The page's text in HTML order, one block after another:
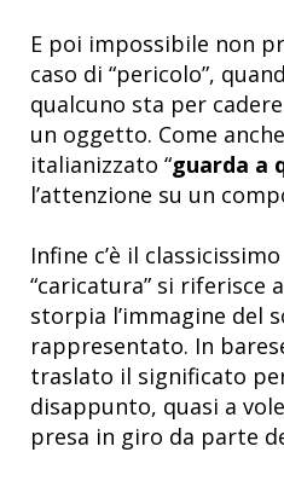
E poi impossibile non
caso di “pericolo”,
qualcuno sta per
un oggetto. Come anche
italianizzato “guarda a
l’attenzione su un
Infine c’è il classicissimo
“caricatura” si riferisce
storpia l’immagine del
rappresentato. In
traslato il significato
disappunto, quasi a
presa in giro da parte